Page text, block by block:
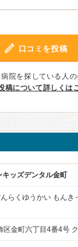
口コミを投稿
院を探している人の
稿について詳しくは
キッズデンタル金町
らくゆうかい もんき
金町六丁目4番4号